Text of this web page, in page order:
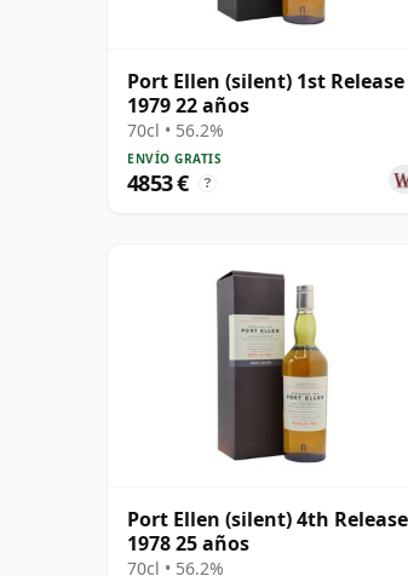
Port Ellen (silent) 1st Release
1979 22 años
70cl • 56.2%
ENVÍO GRATIS
4853 € ?
Port Ellen (silent) 4th Release
1978 25 años
70cl • 56.2%